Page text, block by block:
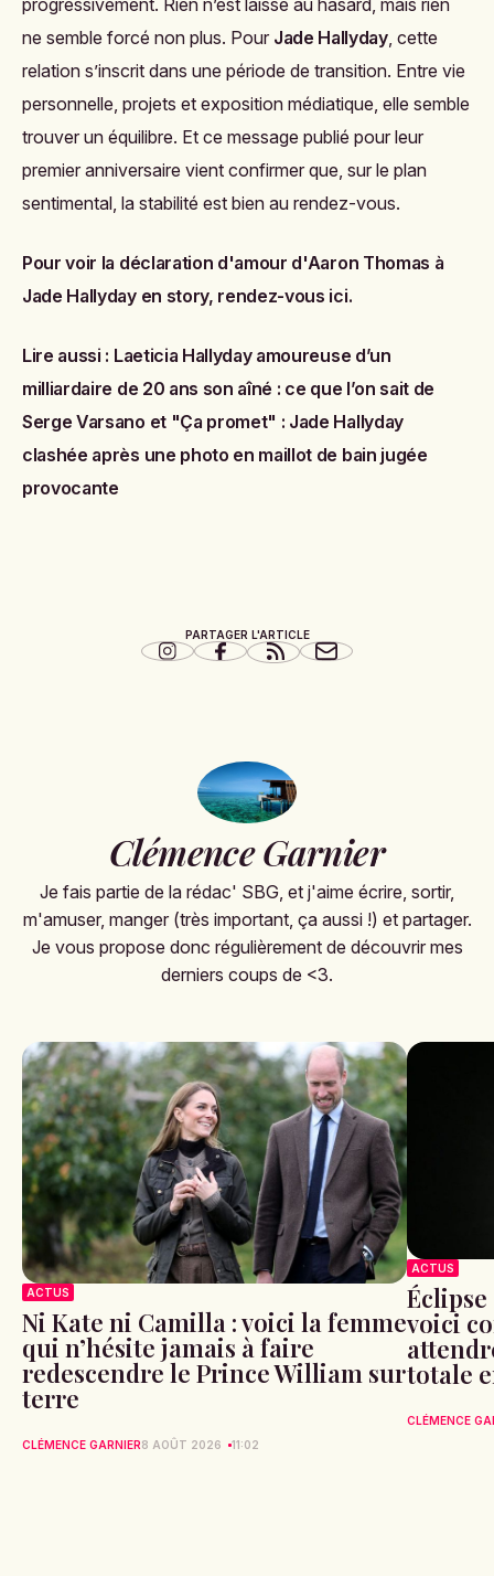
progressivement. Rien n’est laissé au hasard, mais rien
ne semble forcé non plus. Pour Jade Hallyday, cette
relation s’inscrit dans une période de transition. Entre vie
personnelle, projets et exposition médiatique, elle semble
trouver un équilibre. Et ce message publié pour leur
premier anniversaire vient confirmer que, sur le plan
sentimental, la stabilité est bien au rendez-vous.
Pour voir la déclaration d'amour d'Aaron Thomas à
Jade Hallyday en story, rendez-vous ici.
Lire aussi : Laeticia Hallyday amoureuse d’un
milliardaire de 20 ans son aîné : ce que l’on sait de
Serge Varsano et "Ça promet" : Jade Hallyday
clashée après une photo en maillot de bain jugée
provocante
PARTAGER L'ARTICLE
Clémence Garnier
Je fais partie de la rédac' SBG, et j'aime écrire, sortir,
m'amuser, manger (très important, ça aussi !) et partager.
Je vous propose donc régulièrement de découvrir mes
derniers coups de <3.
ACTUS
Ni Kate ni Camilla : voici la femme
qui n’hésite jamais à faire
redescendre le Prince William sur
terre
CLÉMENCE GARNIER8 AOÛT 2026 11:02
ACTUS
Éclipse
voici
totale
CLÉMENCE